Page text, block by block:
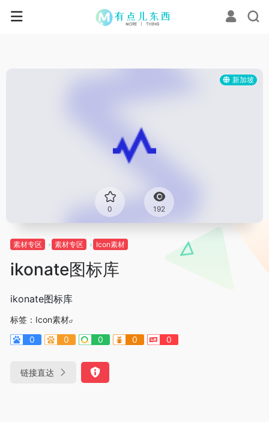
新加坡
0 192
素材专区 素材专区 Icon素材
ikonate图标库
ikonate图标库
标签： Icon素材
0
0 0 0 0
链接直达